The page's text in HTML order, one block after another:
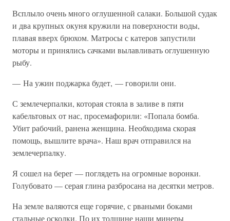
Всплыло очень много оглушенной салаки. Большой судак
и два крупных окуня кружили на поверхности воды,
плавая вверх брюхом. Матросы с катеров запустили
моторы и принялись сачками вылавливать оглушенную
рыбу.
— На ужин поджарка будет, — говорили они.
С землечерпалки, которая стояла в заливе в пяти
кабельтовых от нас, просемафорили: «Попала бомба.
Убит рабочий, ранена женщина. Необходима скорая
помощь, вышлите врача». Наш врач отправился на
землечерпалку.
Я сошел на берег — поглядеть на огромные воронки.
Голубовато — серая глина разбросана на десятки метров.
На земле валяются еще горячие, с рваными боками
стальные осколки. По их толщине наши минеры